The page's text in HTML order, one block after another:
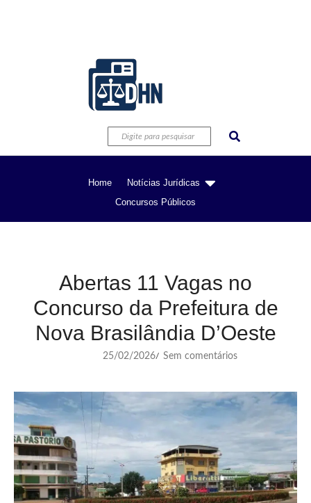
Home
Notícias Jurídicas
Concursos Públicos
Abertas 11 Vagas no
Concurso da Prefeitura de
Nova Brasilândia D’Oeste
25/02/2026/ Sem comentários